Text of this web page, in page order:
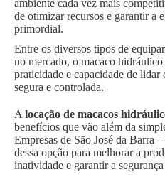
ambiente cada vez mais
de otimizar recursos e garantir a
primordial.
Entre os diversos tipos de
no mercado, o macaco
praticidade e capacidade de lidar
segura e controlada.
A locação de macacos
benefícios que vão além da
Empresas de São José da Barra
dessa opção para melhorar a
inatividade e garantir a